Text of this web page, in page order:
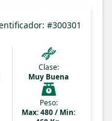
#300301
Clase:
Muy Buena
Peso:
Max: 480 / Min: